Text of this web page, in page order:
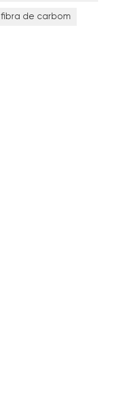
fibra de carbom